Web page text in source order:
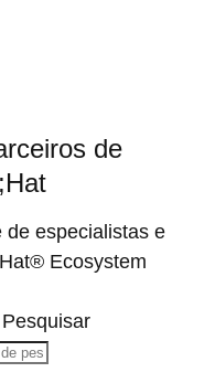
de
de especialistas e
Ecosystem
Pesquisar